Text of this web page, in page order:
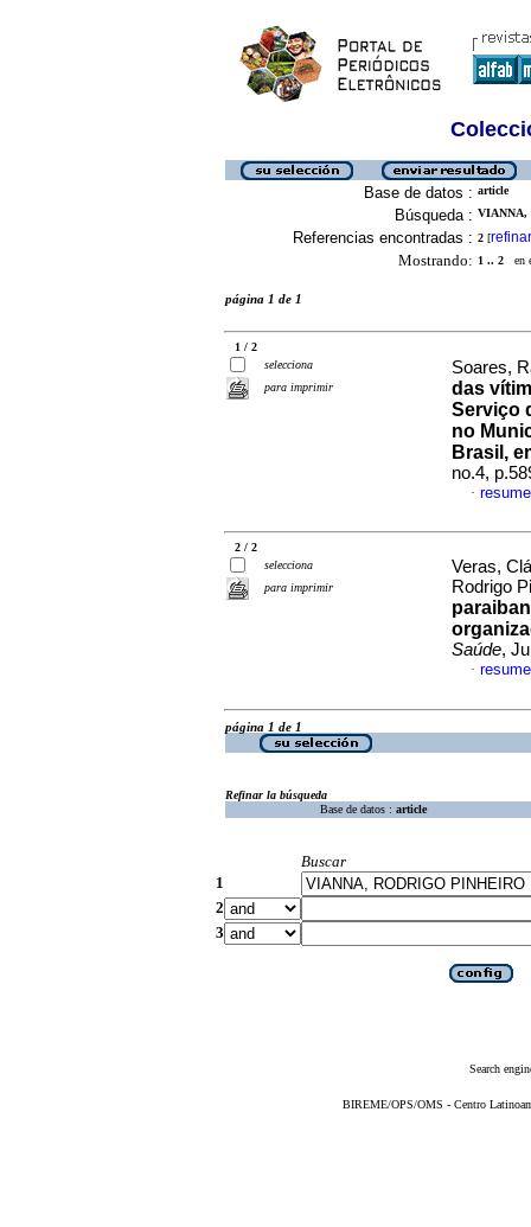
Base de datos : article
Búsqueda : VIANNA,
Referencias encontradas : 2 [refinar
Mostrando: 1 .. 2 en
página 1 de 1
1 / 2
selecciona
para imprimir
Soares,
das
Serviço
no
Brasil,
no.4,
·
2 / 2
selecciona
para imprimir
Veras,
Rodrigo
Saúde,
·
página 1 de 1
Refinar la búsqueda
Base de datos : article
Buscar
1
2
3
Search
BIREME/OPS/OMS - Centro